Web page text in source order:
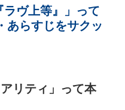
ラヴ上等』」って
あらすじをサクッ
リティ」って本